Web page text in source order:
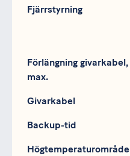
Fjärrstyrning
Förlängning givarkabel,
max.
Givarkabel
Backup-tid
Högtemperaturområde